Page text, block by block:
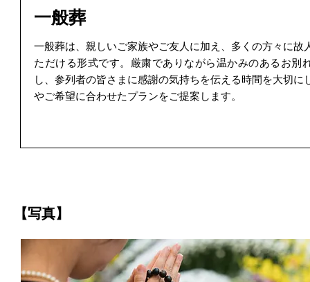
一般葬
一般葬は、親しいご家族やご友人に加え、多くの方々に故
ただける形式です。厳粛でありながら温かみのあるお別
し、参列者の皆さまに感謝の気持ちを伝える時間を大切に
やご希望に合わせたプランをご提案します。
【写真】